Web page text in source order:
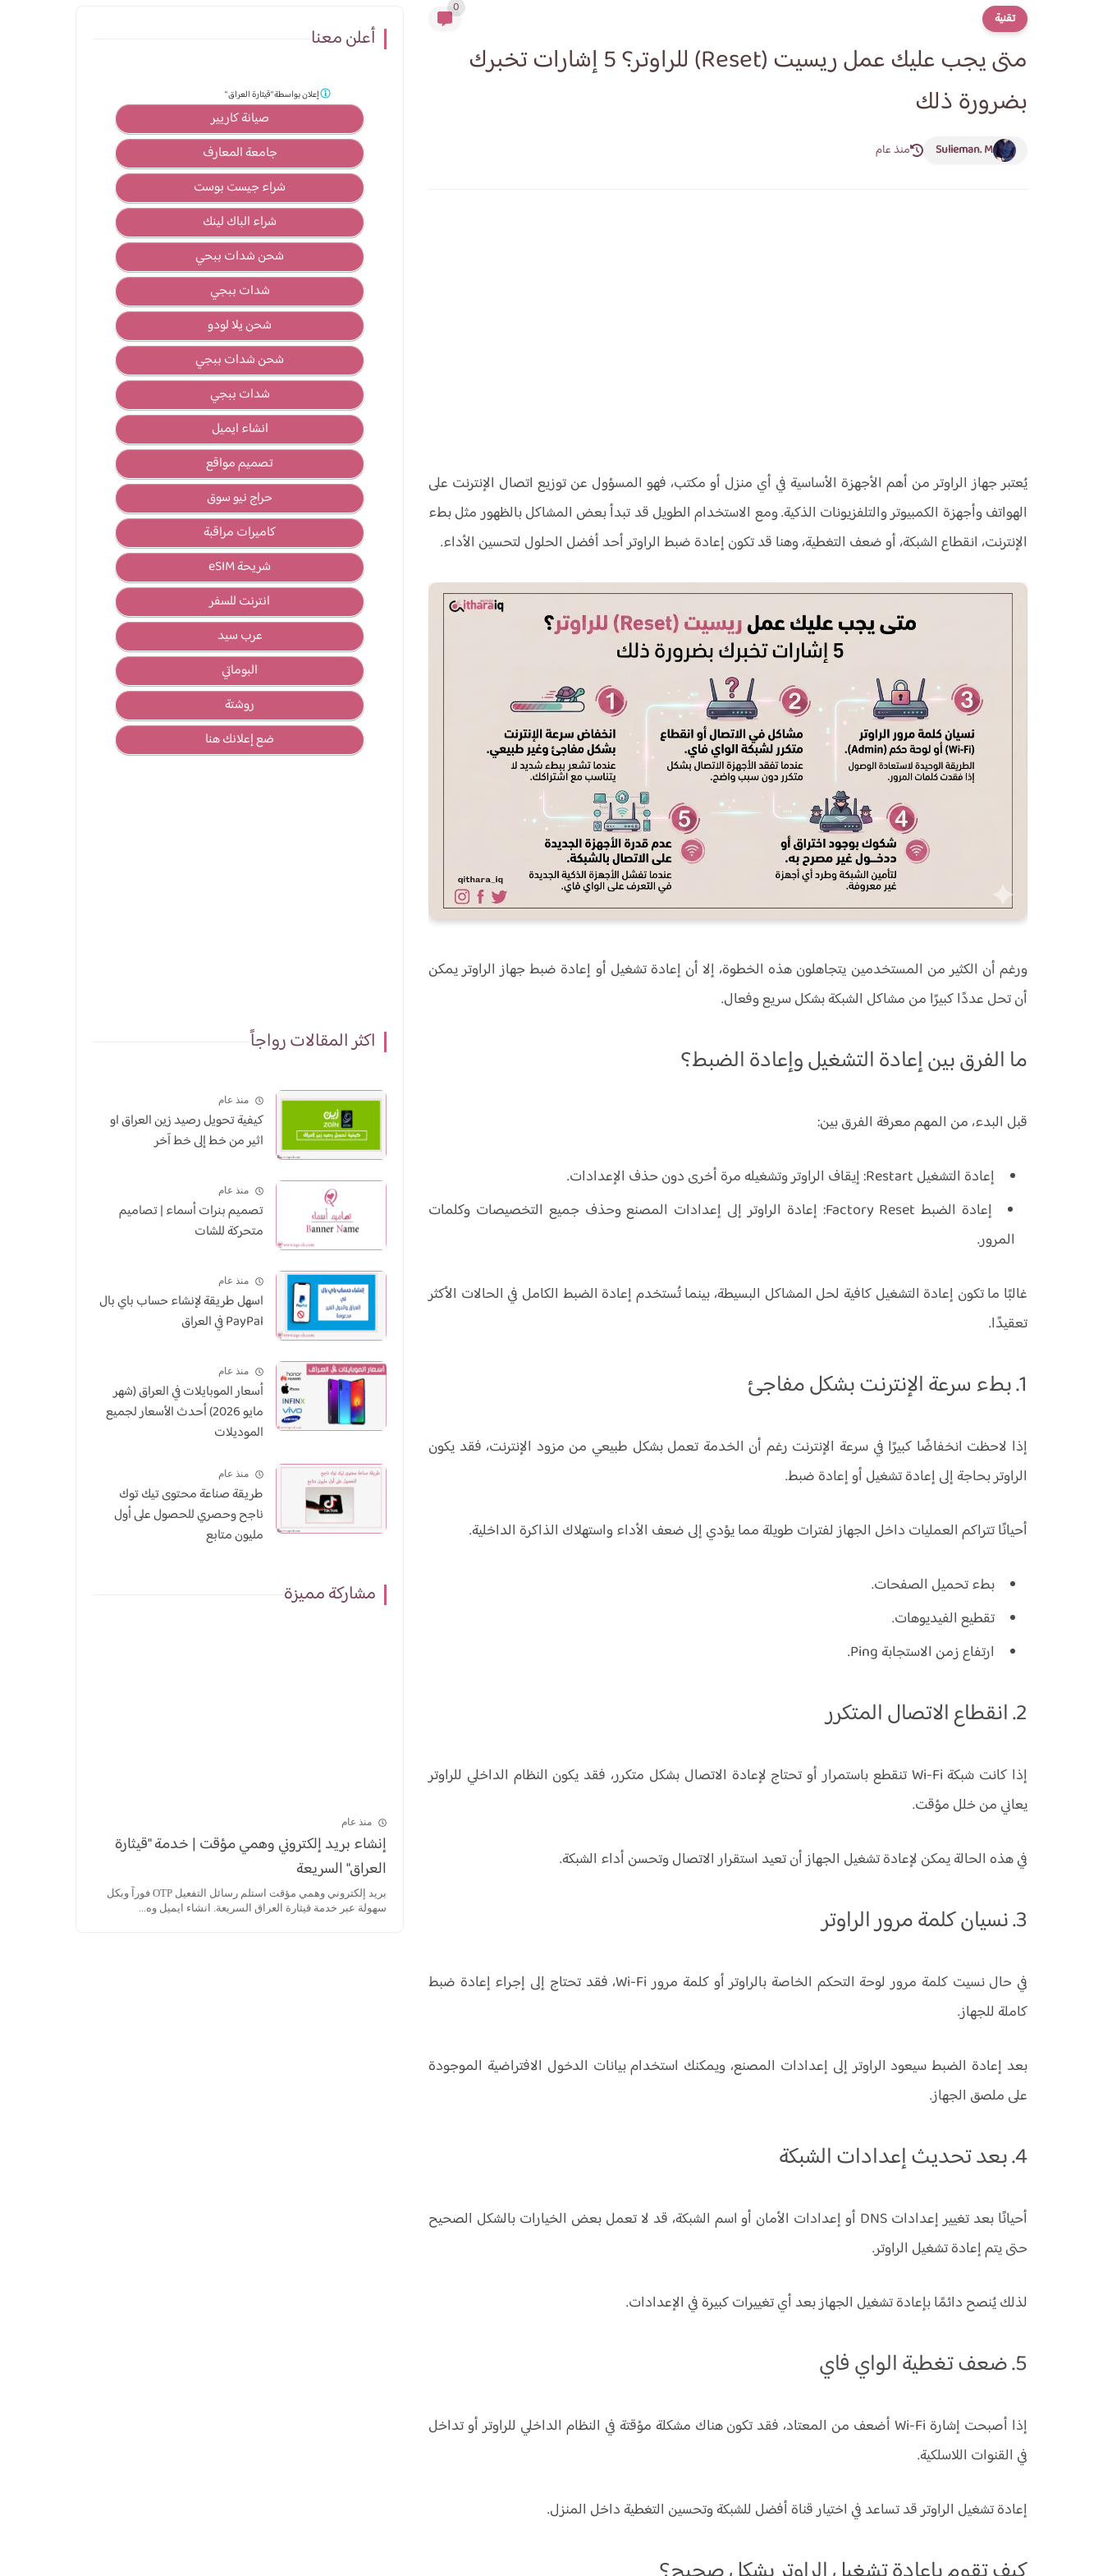
تقنية
0
متى يجب عليك عمل ريسيت (Reset) للراوتر؟ 5 إشارات تخبرك
بضرورة ذلك
Sulieman. M منذ عام
يُعتبر جهاز الراوتر من أهم الأجهزة الأساسية في أي منزل أو مكتب، فهو المسؤول عن توزيع اتصال الإنترنت على
الهواتف وأجهزة الكمبيوتر والتلفزيونات الذكية. ومع الاستخدام الطويل قد تبدأ بعض المشاكل بالظهور مثل بطء
الإنترنت، انقطاع الشبكة، أو ضعف التغطية، وهنا قد تكون إعادة ضبط الراوتر أحد أفضل الحلول لتحسين الأداء.
ورغم أن الكثير من المستخدمين يتجاهلون هذه الخطوة، إلا أن إعادة تشغيل أو إعادة ضبط جهاز الراوتر يمكن
أن تحل عددًا كبيرًا من مشاكل الشبكة بشكل سريع وفعال.
ما الفرق بين إعادة التشغيل وإعادة الضبط؟
قبل البدء، من المهم معرفة الفرق بين:
إعادة التشغيل Restart:
إيقاف الراوتر وتشغيله مرة أخرى دون حذف الإعدادات.
إعادة الضبط Factory Reset:
إعادة الراوتر إلى إعدادات المصنع وحذف جميع التخصيصات وكلمات
المرور.
غالبًا ما تكون إعادة التشغيل كافية لحل المشاكل البسيطة، بينما تُستخدم إعادة الضبط الكامل في الحالات الأكثر
تعقيدًا.
1. بطء سرعة الإنترنت بشكل مفاجئ
إذا لاحظت انخفاضًا كبيرًا في سرعة الإنترنت رغم أن الخدمة تعمل بشكل طبيعي من مزود الإنترنت، فقد يكون
الراوتر بحاجة إلى إعادة تشغيل أو إعادة ضبط.
أحيانًا تتراكم العمليات داخل الجهاز لفترات طويلة مما يؤدي إلى ضعف الأداء واستهلاك الذاكرة الداخلية.
بطء تحميل الصفحات.
تقطيع الفيديوهات.
ارتفاع زمن الاستجابة Ping.
2. انقطاع الاتصال المتكرر
إذا كانت شبكة Wi-Fi تنقطع باستمرار أو تحتاج لإعادة الاتصال بشكل متكرر، فقد يكون النظام الداخلي للراوتر
يعاني من خلل مؤقت.
في هذه الحالة يمكن لإعادة تشغيل الجهاز أن تعيد استقرار الاتصال وتحسن أداء الشبكة.
3. نسيان كلمة مرور الراوتر
في حال نسيت كلمة مرور لوحة التحكم الخاصة بالراوتر أو كلمة مرور Wi-Fi، فقد تحتاج إلى إجراء إعادة ضبط
كاملة للجهاز.
بعد إعادة الضبط سيعود الراوتر إلى إعدادات المصنع، ويمكنك استخدام بيانات الدخول الافتراضية الموجودة
على ملصق الجهاز.
4. بعد تحديث إعدادات الشبكة
أحيانًا بعد تغيير إعدادات DNS أو إعدادات الأمان أو اسم الشبكة، قد لا تعمل بعض الخيارات بالشكل الصحيح
حتى يتم إعادة تشغيل الراوتر.
لذلك يُنصح دائمًا بإعادة تشغيل الجهاز بعد أي تغييرات كبيرة في الإعدادات.
5. ضعف تغطية الواي فاي
إذا أصبحت إشارة Wi-Fi أضعف من المعتاد، فقد تكون هناك مشكلة مؤقتة في النظام الداخلي للراوتر أو تداخل
في القنوات اللاسلكية.
إعادة تشغيل الراوتر قد تساعد في اختيار قناة أفضل للشبكة وتحسين التغطية داخل المنزل.
أعلن معنا
صيانة كاريير
جامعة المعارف
شراء جيست بوست
شراء الباك لينك
شحن شدات ببحي
شدات ببجي
شحن يلا لودو
شحن شدات ببجي
شدات ببجي
انشاء ايميل
تصميم مواقع
حراج نيو سوق
كاميرات مراقبة
شريحة eSIM
انترنت للسفر
عرب سيد
البوماتي
روشتة
ضع إعلانك هنا
إعلان بواسطة"قيثارة العراق "
اكثر المقالات رواجاً
منذ عام
كيفية تحويل رصيد زين العراق او
اثير من خط إلى خط آخر
منذ عام
تصميم بنرات أسماء | تصاميم
متحركة للشات
منذ عام
اسهل طريقة لإنشاء حساب باي بال
PayPal في العراق
منذ عام
أسعار الموبايلات في العراق (شهر
مايو 2026) أحدث الأسعار لجميع
الموديلات
منذ عام
طريقة صناعة محتوى تيك توك
ناجح وحصري للحصول على أول
مليون متابع
مشاركة مميزة
منذ عام
إنشاء بريد إلكتروني وهمي مؤقت | خدمة "قيثارة
العراق" السريعة
بريد إلكتروني وهمي مؤقت استلم رسائل التفعيل OTP فوراً وبكل
سهولة عبر خدمة قيثارة العراق السريعة. انشاء ايميل وه...